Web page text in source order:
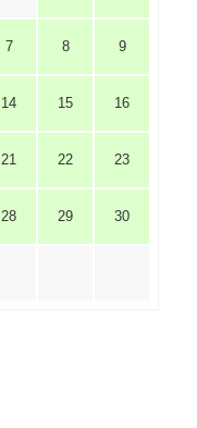
7 8 9
14 15 16
21 22 23
28 29 30